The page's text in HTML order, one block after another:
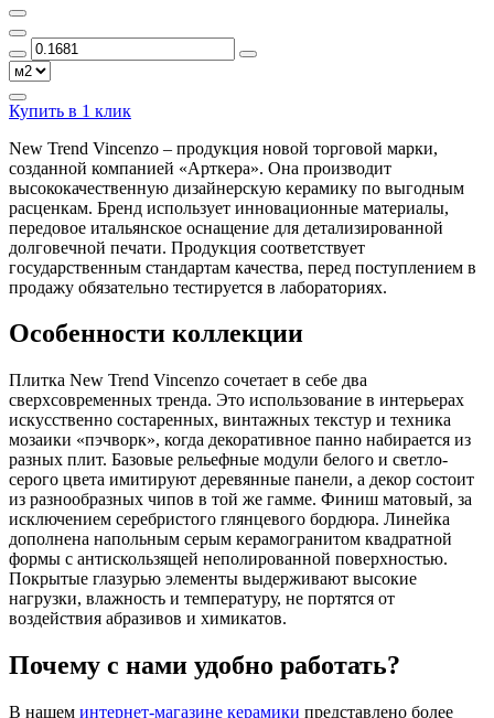
Купить в 1 клик
New Trend Vincenzo – продукция новой торговой марки,
созданной компанией «Арткера». Она производит
высококачественную дизайнерскую керамику по выгодным
расценкам. Бренд использует инновационные материалы,
передовое итальянское оснащение для детализированной
долговечной печати. Продукция соответствует
государственным стандартам качества, перед поступлением в
продажу обязательно тестируется в лабораториях.
Особенности коллекции
Плитка New Trend Vincenzo сочетает в себе два
сверхсовременных тренда. Это использование в интерьерах
искусственно состаренных, винтажных текстур и техника
мозаики «пэчворк», когда декоративное панно набирается из
разных плит. Базовые рельефные модули белого и светло-
серого цвета имитируют деревянные панели, а декор состоит
из разнообразных чипов в той же гамме. Финиш матовый, за
исключением серебристого глянцевого бордюра. Линейка
дополнена напольным серым керамогранитом квадратной
формы с антискользящей неполированной поверхностью.
Покрытые глазурью элементы выдерживают высокие
нагрузки, влажность и температуру, не портятся от
воздействия абразивов и химикатов.
Почему с нами удобно работать?
В нашем интернет-магазине керамики представлено более